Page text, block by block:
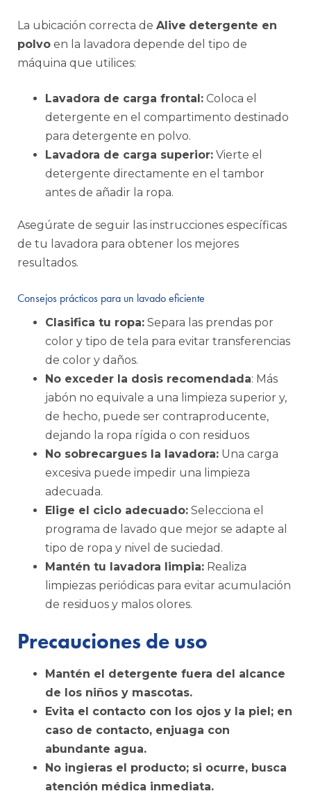
La ubicación correcta de Alive detergente en
polvo en la lavadora depende del tipo de
máquina que utilices:
Lavadora de carga frontal: Coloca el
detergente en el compartimento destinado
para detergente en polvo.
Lavadora de carga superior: Vierte el
detergente directamente en el tambor
antes de añadir la ropa.
Asegúrate de seguir las instrucciones específicas
de tu lavadora para obtener los mejores
resultados.
Consejos prácticos para un lavado eficiente
Clasifica tu ropa: Separa las prendas por
color y tipo de tela para evitar transferencias
de color y daños.
No exceder la dosis recomendada: Más
jabón no equivale a una limpieza superior y,
de hecho, puede ser contraproducente,
dejando la ropa rígida o con residuos
No sobrecargues la lavadora: Una carga
excesiva puede impedir una limpieza
adecuada.
Elige el ciclo adecuado: Selecciona el
programa de lavado que mejor se adapte al
tipo de ropa y nivel de suciedad.
Mantén tu lavadora limpia: Realiza
limpiezas periódicas para evitar acumulación
de residuos y malos olores.
Precauciones de uso
Mantén el detergente fuera del alcance
de los niños y mascotas.
Evita el contacto con los ojos y la piel; en
caso de contacto, enjuaga con
abundante agua.
No ingieras el producto; si ocurre, busca
atención médica inmediata.